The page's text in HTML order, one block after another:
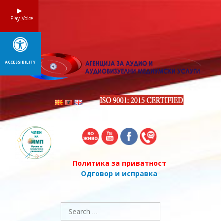
Политика за приватност
Одговор и исправка
Search
for:
Play_Voice
ACCESSIBILITY